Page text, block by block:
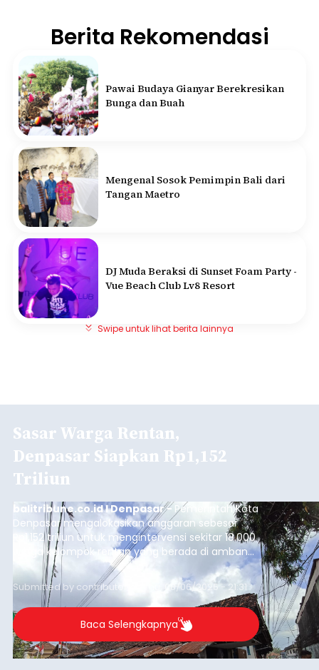
Berita Rekomendasi
Pawai Budaya Gianyar Berekresikan
Bunga dan Buah
Mengenal Sosok Pemimpin Bali dari
Tangan Maetro
DJ Muda Beraksi di Sunset Foam Party -
Vue Beach Club Lv8 Resort
Swipe untuk lihat berita lainnya
Sasar Warga Rentan,
Denpasar Siapkan Rp1,152
Triliun
balitribune.co.id I Denpasar - Pemerintah Kota
Denpasar mengalokasikan anggaran sebesar
Rp1,152 triliun untuk mengintervensi sekitar 18.000
warga kelompok rentan yang berada di ambang
garis kemiskinan. Langkah strategis ini diambil
guna menjaga masyarakat yang berada pada
kelompok desil 5 dan 6 tersebut agar tidak
merosot ke kategori miskin.
Submitted by contributor Thu, 08/06/2026 - 21:31
Baca Selengkapnya